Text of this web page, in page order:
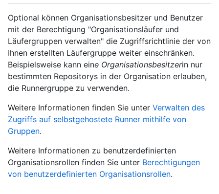
Optional können Organisationsbesitzer und Benutzer
mit der Berechtigung "Organisationsläufer und
Läufergruppen verwalten" die Zugriffsrichtlinie der von
Ihnen erstellten Läufergruppe weiter einschränken.
Beispielsweise kann eine Organisationsbesitzerin nur
bestimmten Repositorys in der Organisation erlauben,
die Runnergruppe zu verwenden.
Weitere Informationen finden Sie unter Verwalten des
Zugriffs auf selbstgehostete Runner mithilfe von
Gruppen.
Weitere Informationen zu benutzerdefinierten
Organisationsrollen finden Sie unter Berechtigungen
von benutzerdefinierten Organisationsrollen.